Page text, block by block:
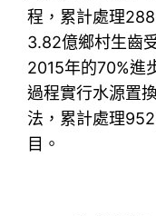
程，累計處理
3.82億鄉村生齒
2015年的70%進
過程實行水源置
法，累計處理
目。